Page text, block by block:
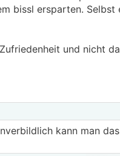
du es dann
bissl ersparten.
und nicht
kann man